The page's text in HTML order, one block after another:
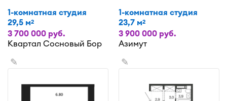
1-комнатная студия
29,5 м2
3 700 000 руб.
Квартал Сосновый Бор
1-комнатная студия
23,7 м2
3 900 000 руб.
Азимут
✎ ✎